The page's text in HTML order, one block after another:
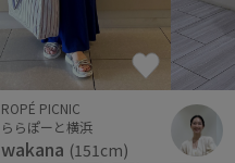
ROPÉ PICNIC
ららぽーと横浜
wakana (151cm)